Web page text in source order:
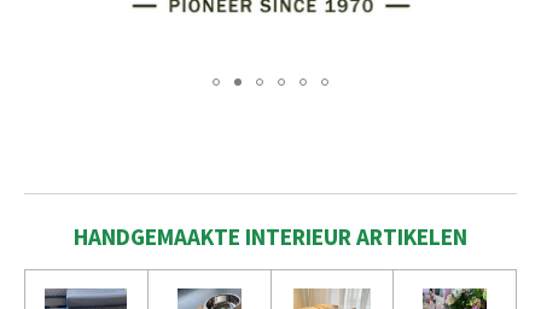
HANDGEMAAKTE INTERIEUR ARTIKELEN